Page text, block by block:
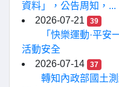
資料」，公告周知，...
2026-07-21
39
「快樂運動·平
活動安全
2026-07-14
37
轉知內政部國土